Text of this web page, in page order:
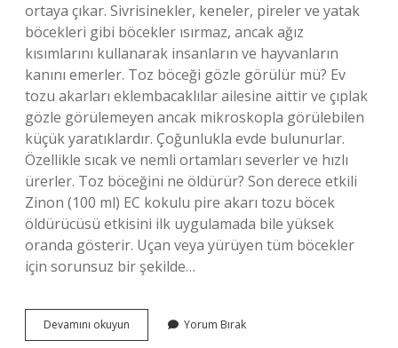
ortaya çıkar. Sivrisinekler, keneler, pireler ve yatak
böcekleri gibi böcekler ısırmaz, ancak ağız
kısımlarını kullanarak insanların ve hayvanların
kanını emerler. Toz böceği gözle görülür mü? Ev
tozu akarları eklembacaklılar ailesine aittir ve çıplak
gözle görülemeyen ancak mikroskopla görülebilen
küçük yaratıklardır. Çoğunlukla evde bulunurlar.
Özellikle sıcak ve nemli ortamları severler ve hızlı
ürerler. Toz böceğini ne öldürür? Son derece etkili
Zinon (100 ml) EC kokulu pire akarı tozu böcek
öldürücüsü etkisini ilk uygulamada bile yüksek
oranda gösterir. Uçan veya yürüyen tüm böcekler
için sorunsuz bir şekilde…
Devamını okuyun
Böceği
Yorum Bırak